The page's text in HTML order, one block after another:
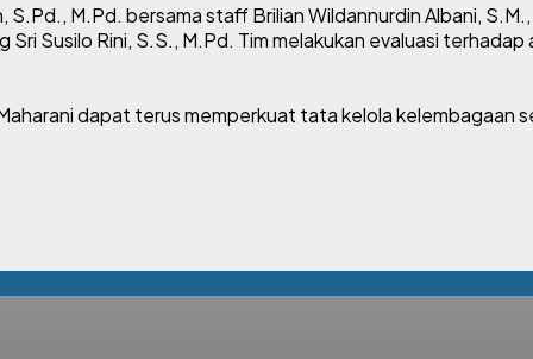
M.Pd. bersama staff Brilian Wildannurdin Albani,
Sri Susilo Rini, S.S., M.Pd. Tim melakukan evaluasi
dapat terus memperkuat tata kelola